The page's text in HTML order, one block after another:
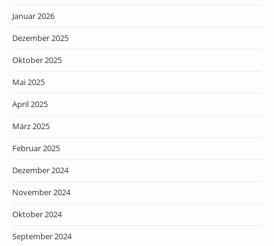
Januar 2026
Dezember 2025
Oktober 2025
Mai 2025
April 2025
März 2025
Februar 2025
Dezember 2024
November 2024
Oktober 2024
September 2024